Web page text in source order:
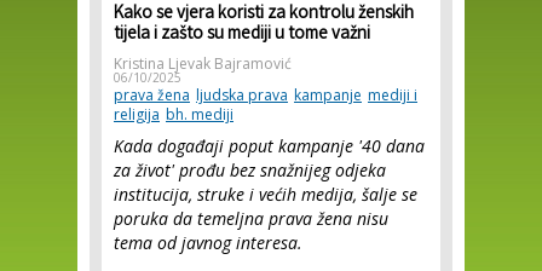
Kako se vjera koristi za kontrolu ženskih
tijela i zašto su mediji u tome važni
Kristina Ljevak Bajramović
06/10/2025
prava žena ljudska prava kampanje mediji i
religija bh. mediji
Kada događaji poput kampanje '40 dana
za život' prođu bez snažnijeg odjeka
institucija, struke i većih medija, šalje se
poruka da temeljna prava žena nisu
tema od javnog interesa.